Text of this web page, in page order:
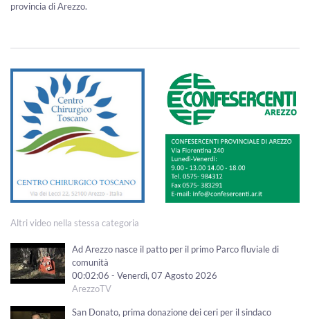
provincia di Arezzo.
Altri video nella stessa categoria
Ad Arezzo nasce il patto per il primo Parco fluviale di
comunità
00:02:06 - Venerdì, 07 Agosto 2026
ArezzoTV
San Donato, prima donazione dei ceri per il sindaco